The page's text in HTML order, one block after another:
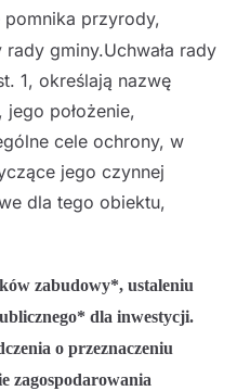
pomnika przyrody,
gminy.Uchwała rady
1, określają nazwę
położenie,
cele ochrony, w
jego czynnej
dla tego obiektu,
zabudowy*, ustaleniu
dla inwestycji.
o przeznaczeniu
zagospodarowania